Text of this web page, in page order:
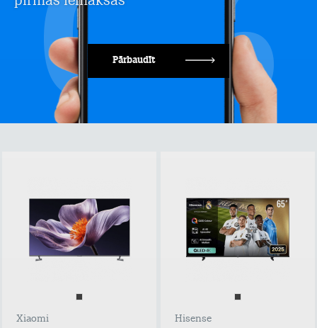
Pārbaudīt
Xiaomi Hisense